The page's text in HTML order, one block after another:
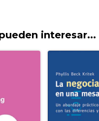
interesar...